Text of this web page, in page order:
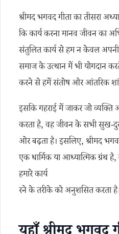
श्रीमद भगवद गीता का तीसरा
कि कार्य करना मानव जीवन का
संतुलित कार्य से हम न केवल
समाज के उत्थान में भी योगदान
करने से हमें संतोष और आंतरिक
इसकि गहराई में जाकर जो व्यक्ति
करता है, वह जीवन के सभी सुख-
ओर बढ़ता है। इसलिए, श्रीमद
एक धार्मिक या आध्यात्मिक ग्रंथ
हमारे कार्य
रने के तरीके को अनुशसित करता